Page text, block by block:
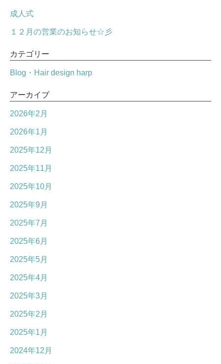
成人式
１２月の営業のお知らせ☆彡
カテゴリー
Blog・Hair design harp
アーカイブ
2026年2月
2026年1月
2025年12月
2025年11月
2025年10月
2025年9月
2025年7月
2025年6月
2025年5月
2025年4月
2025年3月
2025年2月
2025年1月
2024年12月